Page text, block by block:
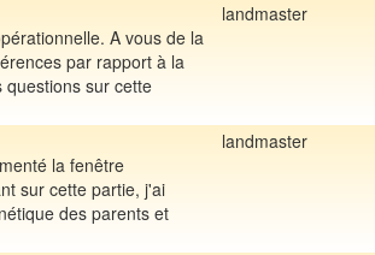
A vous de la
par rapport à la
sur cette
landmaster
la fenêtre
sur cette partie, j'ai
des parents et
landmaster